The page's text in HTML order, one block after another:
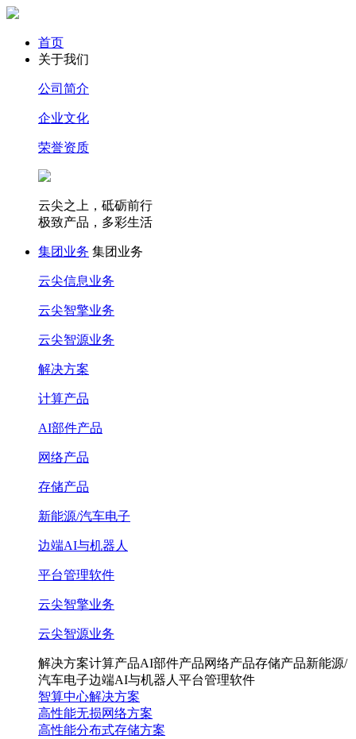
首页
关于我们
公司简介
企业文化
荣誉资质
云尖之上，砥砺前行
极致产品，多彩生活
集团业务 集团业务
云尖信息业务
云尖智擎业务
云尖智源业务
解决方案
计算产品
AI部件产品
网络产品
存储产品
新能源/汽车电子
边端AI与机器人
平台管理软件
云尖智擎业务
云尖智源业务
解决方案计算产品AI部件产品网络产品存储产品新能源/
汽车电子边端AI与机器人 平台管理软件
智算中心解决方案
高性能无损网络方案
高性能分布式存储方案